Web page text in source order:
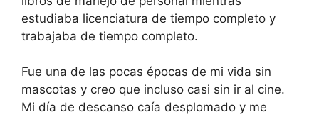
estudiaba licenciatura de tiempo completo y
trabajaba de tiempo completo.
Fue una de las pocas épocas de mi vida sin
mascotas y creo que incluso casi sin ir al cine.
Mi día de descanso caía desplomado y me